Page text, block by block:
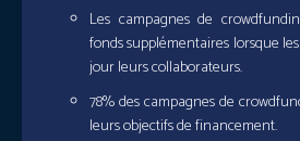
Les campagnes de
fonds supplémentaires lorsque
jour leurs collaborateurs.
78% des campagnes de
leurs objectifs de financement.